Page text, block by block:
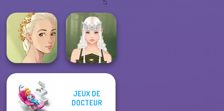
Natural Girl
Portrait
Elven Makeover
JEUX DE
DOCTEUR